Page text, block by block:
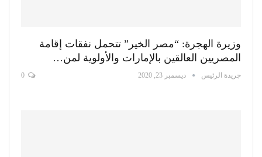
وزيرة الهجرة: “مصر الخير” تتحمل نفقات إقامة
المصريين العالقين بالإمارات والأولوية لمن…
جريدة الرئيس ديسمبر 23, 2020